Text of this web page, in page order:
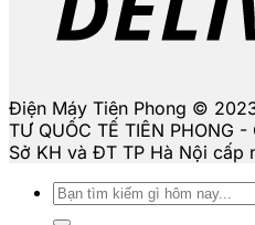
Điện Máy Tiên Phong ©
TƯ QUỐC TẾ TIÊN PHONG
Sở KH và ĐT TP Hà Nội cấp
Tìm
kiếm: